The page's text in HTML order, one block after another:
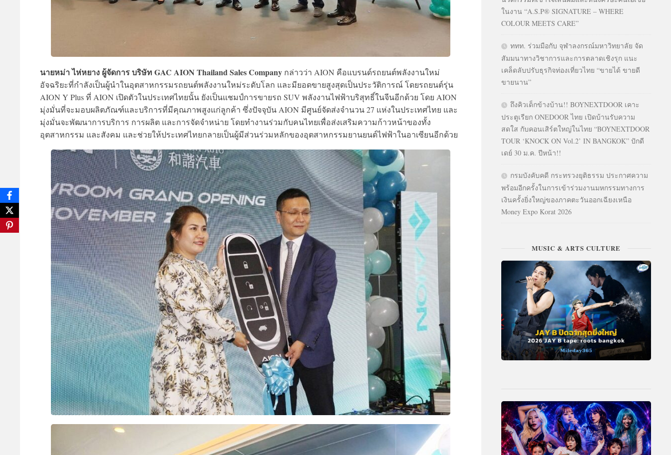
นายหม่า ไห่หยาง ผู้จัดการ บริษัท GAC AION Thailand Sales Company กล่าวว่า AION คือแบรนด์รถยนต์พลังงานใหม่
อัจฉริยะที่กำลังเป็นผู้นำในอุตสาหกรรมรถยนต์พลังงานใหม่ระดับโลก และมียอดขายสูงสุดเป็นประวัติการณ์ โดยรถยนต์รุ่น
AION Y Plus ที่ AION เปิดตัวในประเทศไทยนั้น ยังเป็นแชมป์การขายรถ SUV พลังงานไฟฟ้าบริสุทธิ์ในจีนอีกด้วย โดย AION
มุ่งมั่นที่จะมอบผลิตภัณฑ์และบริการที่มีคุณภาพสูงแก่ลูกค้า ซึ่งปัจจุบัน AION มีศูนย์จัดส่งจำนวน 27 แห่งในประเทศไทย และ
มุ่งมั่นจะพัฒนาการบริการ การผลิต และการจัดจำหน่าย โดยทำงานร่วมกับคนไทยเพื่อส่งเสริมความก้าวหน้าของทั้ง
อุตสาหกรรม และสังคม และช่วยให้ประเทศไทยกลายเป็นผู้มีส่วนร่วมหลักของอุตสาหกรรมยานยนต์ไฟฟ้าในอาเซียนอีกด้วย
ในงาน “A.S.P® SIGNATURE – WHERE
COLOUR MEETS CARE”
ททท. ร่วมมือกับ จุฬาลงกรณ์มหาวิทยาลัย จัด
สัมมนาทางวิชาการและการตลาดเชิงรุก แนะ
เคล็ดลับปรับธุรกิจท่องเที่ยวไทย “ขายได้ ขายดี
ขายนาน”
ถึงคิวเด็กข้างบ้าน!! BOYNEXTDOOR เคาะ
ประตูเรียก ONEDOOR ไทย เปิดบ้านรับความ
สดใส กับคอนเสิร์ตใหญ่ในไทย “BOYNEXTDOOR
TOUR ‘KNOCK ON Vol.2’ IN BANGKOK” ปักดี
เดย์ 30 ม.ค. ปีหน้า!!
กรมบังคับคดี กระทรวงยุติธรรม ประกาศความ
พร้อมอีกครั้งในการเข้าร่วมงานมหกรรมทางการ
เงินครั้งยิ่งใหญ่ของภาคตะวันออกเฉียงเหนือ
Money Expo Korat 2026
MUSIC & ARTS CULTURE